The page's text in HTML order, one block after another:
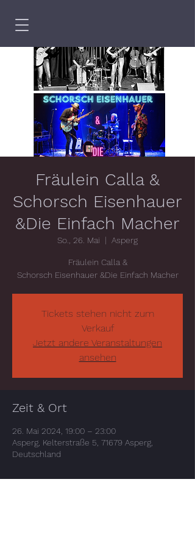
Fräulein Calla &
Schorsch Eisenhauer
&Die Einfach Macher
So., 26. Mai
  |
Asperg
Fräulein Calla &
Schorsch Eisenhauer &Die Einfach Macher
Tickets stehen nicht zum
Verkauf
Jetzt andere Veranstaltungen
ansehen
Zeit & Ort
26. Mai 2024, 19:00 – 23:00
Asperg, Kelterstraße 5, 71679 Asperg,
Deutschland